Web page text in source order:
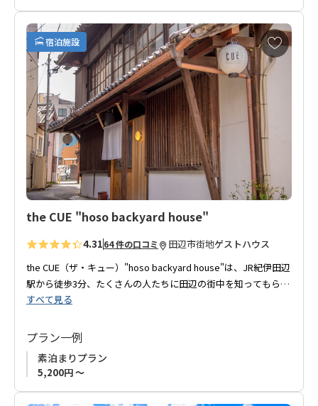
～旨い酒飲んで、田辺の旨いもん食べて、ふわっと寝たいんや
～
紀伊田辺駅周辺でそんなシンプルな空間をお探しのあなた、今
回の滞在に熊野ゲストハウスはいかが？
宿泊施設
お
気
に
入
り
に
追
加
the CUE "hoso backyard house"
4.3164 件の口コミ 田辺市街地ゲストハウス
the CUE（ザ・キュー）"hoso backyard house"は、JR紀伊田辺
駅から徒歩3分、たくさんの人たちに田辺の街中を知ってもらい
たい、田辺を盛り上げたいという想いで築80年の古民家をリノ
た。
玄関入り口にはレトロな電話があり、昭和感漂う懐かしい感じ
でゆっくりくつろげるお部屋となっております。
すべて見る
プラン一例
素泊まりプラン
5,200円 ～